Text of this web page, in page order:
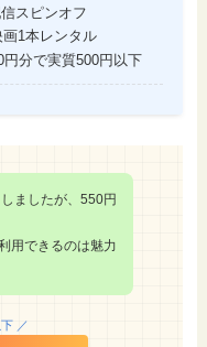
スピンオフ
1本レンタル
分で実質500円以下
ましたが、550円
用できるのは魅力
／